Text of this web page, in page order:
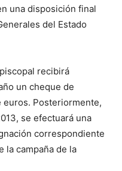
una disposición final
del Estado
recibirá
un cheque de
euros. Posteriormente,
se efectuará una
correspondiente
la campaña de la